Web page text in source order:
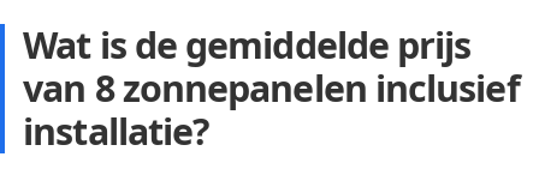
Wat is de gemiddelde prijs
van 8 zonnepanelen inclusief
installatie?